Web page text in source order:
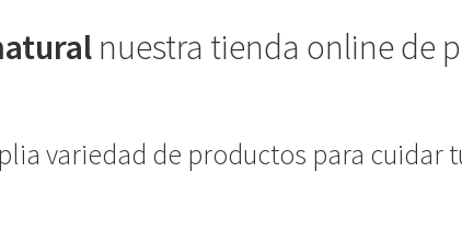
nuestra tienda online de
variedad de productos para cuidar